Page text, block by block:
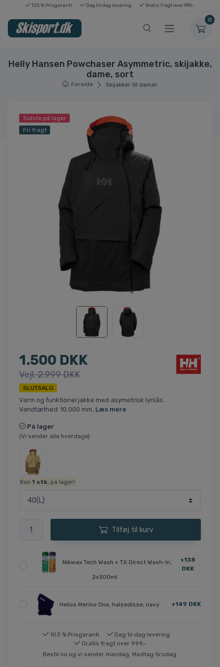
103 % Prisgaranti Dag til dag levering Gratis fragt over 999,-
0
Helly Hansen Powchaser Asymmetric, skijakke,
dame, sort
Forside Skijakker til damer
Sidste på lager
Fri fragt
1.500 DKK
Vejl. 2.999 DKK
SLUTSALG
Varm og funktionel jakke med asymetrisk lynlås.
Vandtæthed: 10.000 mm. Læs mere
På lager
(Vi sender alle hverdage)
Kun1 stk. på lager!
Tilføj til kurv
Nikwax Tech Wash + TX Direct Wash-In,
2x300ml
+138
DKK
Helios Merino One, halsedisse, navy +149 DKK
103 % Prisgaranti
Dag til dag levering
Gratis fragt over 999,-
Bestil nu og vi sender mandag. Modtag tirsdag.